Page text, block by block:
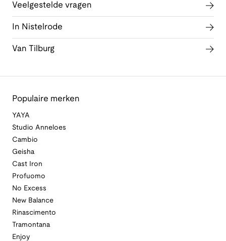
Veelgestelde vragen
In Nistelrode
Van Tilburg
Populaire merken
YAYA
Studio Anneloes
Cambio
Geisha
Cast Iron
Profuomo
No Excess
New Balance
Rinascimento
Tramontana
Enjoy